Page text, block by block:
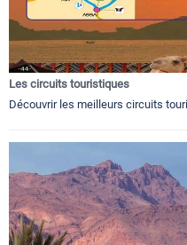
Les circuits touristiques
Découvrir les meilleurs circuits